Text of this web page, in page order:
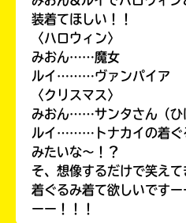
装着てほしい！！
〈ハロウィン〉
みおん……魔女
ルイ………ヴァンパイア
〈クリスマス〉
みおん……サンタさん（ひ
ルイ………トナカイの着ぐ
みたいな〜！？
そ、想像するだけで笑え
着ぐるみ着て欲しいです
ーー！！！